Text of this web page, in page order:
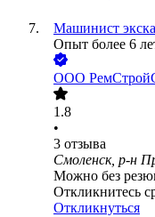
Машинист
Опыт более 6
ООО
1.8
•
3 отзыва
Смоленск, р-н
Можно без
Откликнитесь
Откликнуться